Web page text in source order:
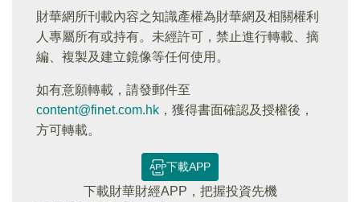
財華網所刊載內容之知識產權為財華網及相關權利
人專屬所有或持有。未經許可，禁止進行轉載、摘
編、複製及建立鏡像等任何使用。
如有意願轉載，請發郵件至
content@finet.com.hk ，獲得書面確認及授權後，
方可轉載。
下載APP
下載財華財經APP，把握投資先機